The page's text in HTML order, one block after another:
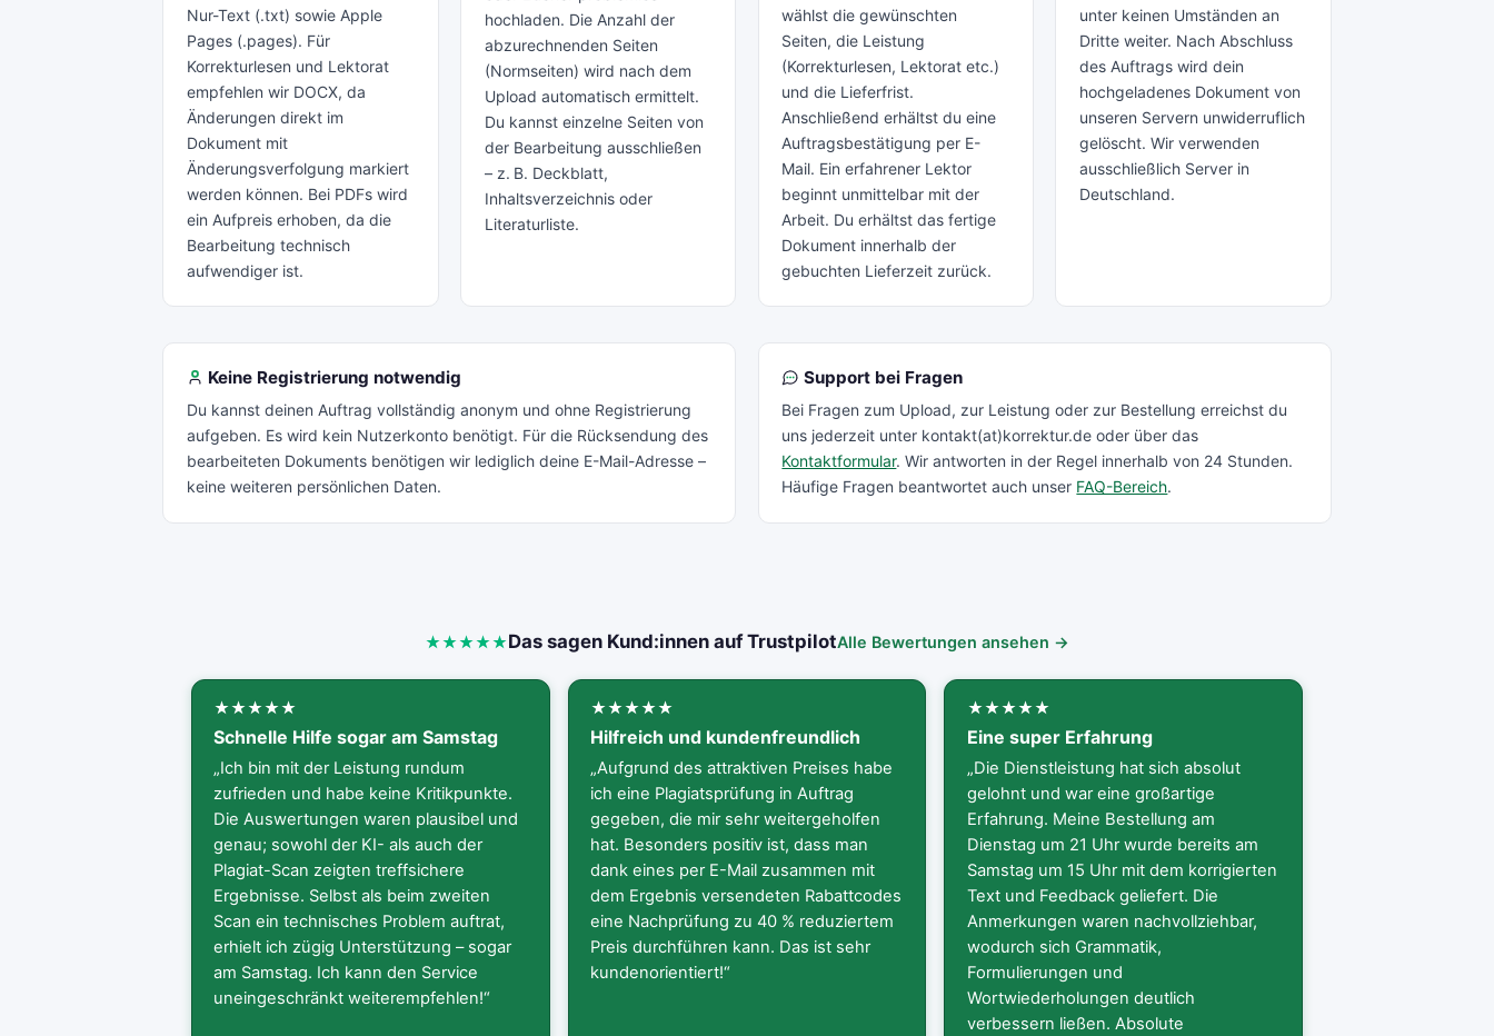
Nur-Text (.txt) sowie Apple
Pages (.pages). Für
Korrekturlesen und Lektorat
empfehlen wir DOCX, da
Änderungen direkt im
Dokument mit
Änderungsverfolgung markiert
werden können. Bei PDFs wird
ein Aufpreis erhoben, da die
Bearbeitung technisch
aufwendiger ist.
hochladen. Die Anzahl der
abzurechnenden Seiten
(Normseiten) wird nach dem
Upload automatisch ermittelt.
Du kannst einzelne Seiten von
der Bearbeitung ausschließen
– z. B. Deckblatt,
Inhaltsverzeichnis oder
Literaturliste.
wählst die gewünschten
Seiten, die Leistung
(Korrekturlesen, Lektorat etc.)
und die Lieferfrist.
Anschließend erhältst du eine
Auftragsbestätigung per E-
Mail. Ein erfahrener Lektor
beginnt unmittelbar mit der
Arbeit. Du erhältst das fertige
Dokument innerhalb der
gebuchten Lieferzeit zurück.
unter keinen Umständen an
Dritte weiter. Nach Abschluss
des Auftrags wird dein
hochgeladenes Dokument von
unseren Servern unwiderruflich
gelöscht. Wir verwenden
ausschließlich Server in
Deutschland.
Keine Registrierung notwendig
Du kannst deinen Auftrag vollständig anonym und ohne Registrierung
aufgeben. Es wird kein Nutzerkonto benötigt. Für die Rücksendung des
bearbeiteten Dokuments benötigen wir lediglich deine E-Mail-Adresse –
keine weiteren persönlichen Daten.
Support bei Fragen
Bei Fragen zum Upload, zur Leistung oder zur Bestellung erreichst du
uns jederzeit unter kontakt(at)korrektur.de oder über das
Kontaktformular. Wir antworten in der Regel innerhalb von 24 Stunden.
Häufige Fragen beantwortet auch unser FAQ-Bereich.
Das sagen Kund:innen auf TrustpilotAlle Bewertungen ansehen →
Schnelle Hilfe sogar am Samstag
„Ich bin mit der Leistung rundum
zufrieden und habe keine Kritikpunkte.
Die Auswertungen waren plausibel und
genau; sowohl der KI- als auch der
Plagiat-Scan zeigten treffsichere
Ergebnisse. Selbst als beim zweiten
Scan ein technisches Problem auftrat,
erhielt ich zügig Unterstützung – sogar
am Samstag. Ich kann den Service
uneingeschränkt weiterempfehlen!“
Hilfreich und kundenfreundlich
„Aufgrund des attraktiven Preises habe
ich eine Plagiatsprüfung in Auftrag
gegeben, die mir sehr weitergeholfen
hat. Besonders positiv ist, dass man
dank eines per E-Mail zusammen mit
dem Ergebnis versendeten Rabattcodes
eine Nachprüfung zu 40 % reduziertem
Preis durchführen kann. Das ist sehr
kundenorientiert!“
Eine super Erfahrung
„Die Dienstleistung hat sich absolut
gelohnt und war eine großartige
Erfahrung. Meine Bestellung am
Dienstag um 21 Uhr wurde bereits am
Samstag um 15 Uhr mit dem korrigierten
Text und Feedback geliefert. Die
Anmerkungen waren nachvollziehbar,
wodurch sich Grammatik,
Formulierungen und
Wortwiederholungen deutlich
verbessern ließen. Absolute